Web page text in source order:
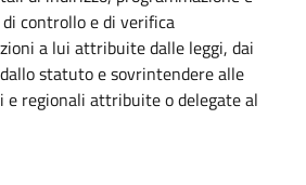
controllo e di verifica
a lui attribuite dalle leggi, dai
statuto e sovrintendere alle
regionali attribuite o delegate al